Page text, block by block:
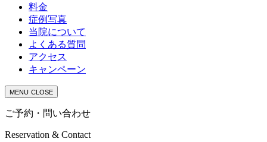
料金
症例写真
当院について
よくある質問
アクセス
キャンペーン
MENU CLOSE
ご予約・問い合わせ
Reservation & Contact